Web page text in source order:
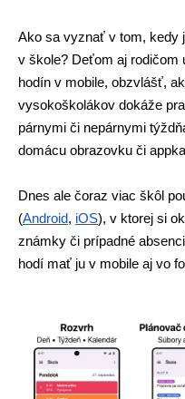
Ako sa vyznať v tom, kedy
v škole? Deťom aj rodičom
hodín v mobile, obzvlášť,
vysokoškolákov dokáže
párnymi či nepárnymi
domácu obrazovku či
Dnes ale čoraz viac škôl
(Android, iOS), v ktorej si
známky či prípadné
hodí mať ju v mobile aj vo